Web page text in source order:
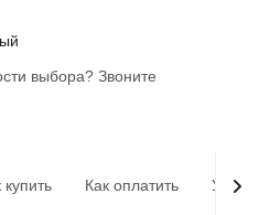
выбора? Звоните
купить Как оплатить